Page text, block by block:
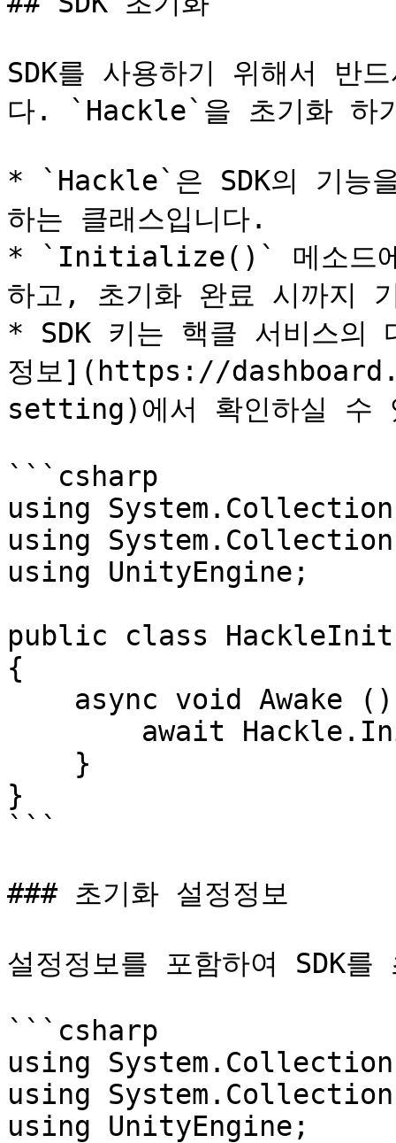
SDK를 사용하기 위해서
다. `Hackle`을 초기화 하
* `Hackle`은 SDK의 기능
하는 클래스입니다.
* `Initialize()` 메소드에
하고, 초기화 완료 시까지
* SDK 키는 핵클 서비스의
정보](https://
setting)에서 확인하실 수
```csharp
using
using
using UnityEngine;
public class HackleInit
{
}
```
### 초기화 설정정보
설정정보를 포함하여 SDK
```csharp
using
using
using UnityEngine;